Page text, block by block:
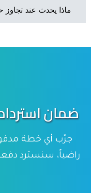
نعم! جميع
ماذا يحدث عند تجاوز
ضمان استرداد
جرّب أي خطة